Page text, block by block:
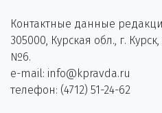
Контактные данные
305000, Курская обл., г.
№6.
e-mail: info@kpravda.ru
телефон: (4712) 51-24-62